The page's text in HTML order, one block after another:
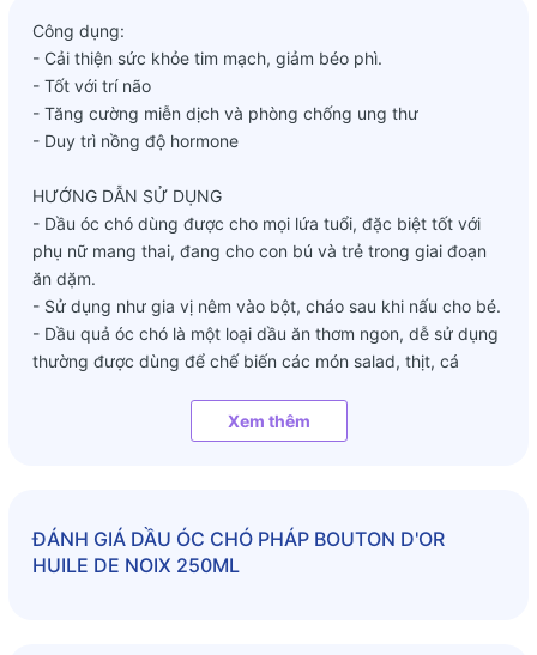
Công dụng:
- Cải thiện sức khỏe tim mạch, giảm béo phì.
- Tốt với trí não
- Tăng cường miễn dịch và phòng chống ung thư
- Duy trì nồng độ hormone
HƯỚNG DẪN SỬ DỤNG
- Dầu óc chó dùng được cho mọi lứa tuổi, đặc biệt tốt với
phụ nữ mang thai, đang cho con bú và trẻ trong giai đoạn
ăn dặm.
- Sử dụng như gia vị nêm vào bột, cháo sau khi nấu cho bé.
- Dầu quả óc chó là một loại dầu ăn thơm ngon, dễ sử dụng
thường được dùng để chế biến các món salad, thịt, cá
Xem thêm
ĐÁNH GIÁ DẦU ÓC CHÓ PHÁP BOUTON D'OR
HUILE DE NOIX 250ML